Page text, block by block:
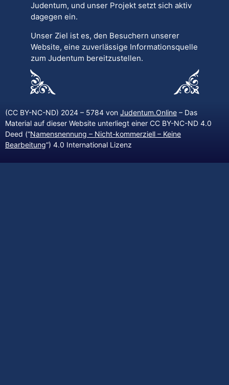
Judentum, und unser Projekt setzt sich aktiv
dagegen ein.
Unser Ziel ist es, den Besuchern unserer
Website, eine zuverlässige Informationsquelle
zum Judentum bereitzustellen.
(CC BY-NC-ND) 2024 – 5784 von Judentum.Online – Das
Material auf dieser Website unterliegt einer CC BY-NC-ND 4.0
Deed (“Namensnennung – Nicht-kommerziell – Keine
Bearbeitung“) 4.0 International Lizenz